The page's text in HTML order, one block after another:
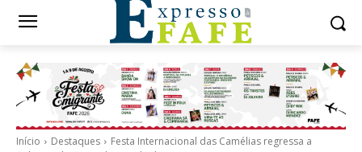
Início Destaques
Festa Internacional das Camélias regressa a